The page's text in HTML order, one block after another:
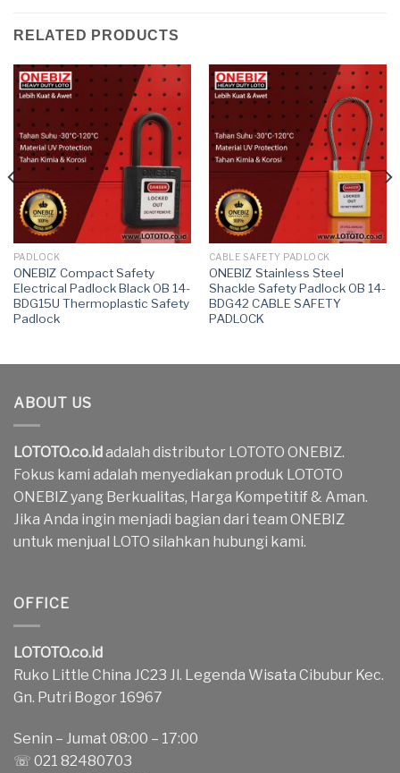
RELATED PRODUCTS
PADLOCK
ONEBIZ Compact Safety
Electrical Padlock Black OB 14-
BDG15U Thermoplastic Safety
Padlock
CABLE SAFETY PADLOCK
ONEBIZ Stainless Steel
Shackle Safety Padlock OB 14-
BDG42 CABLE SAFETY
PADLOCK
ABOUT US
LOTOTO.co.idadalah distributor LOTOTO ONEBIZ.
Fokus kami adalah menyediakan produk LOTOTO
ONEBIZ yang Berkualitas, Harga Kompetitif & Aman.
Jika Anda ingin menjadi bagian dari team ONEBIZ
untuk menjual LOTO silahkan hubungi kami.
OFFICE
LOTOTO.co.id
Ruko Little China JC23 Jl. Legenda Wisata Cibubur Kec.
Gn. Putri Bogor 16967
Senin – Jumat 08:00 – 17:00
☏ 021 82480703